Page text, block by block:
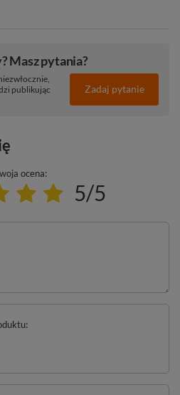
Masz pytania?
publikując
Zadaj pytanie
ocena:
5/5